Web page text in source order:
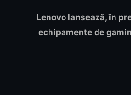
Lenovo lansează, în
echipamente de